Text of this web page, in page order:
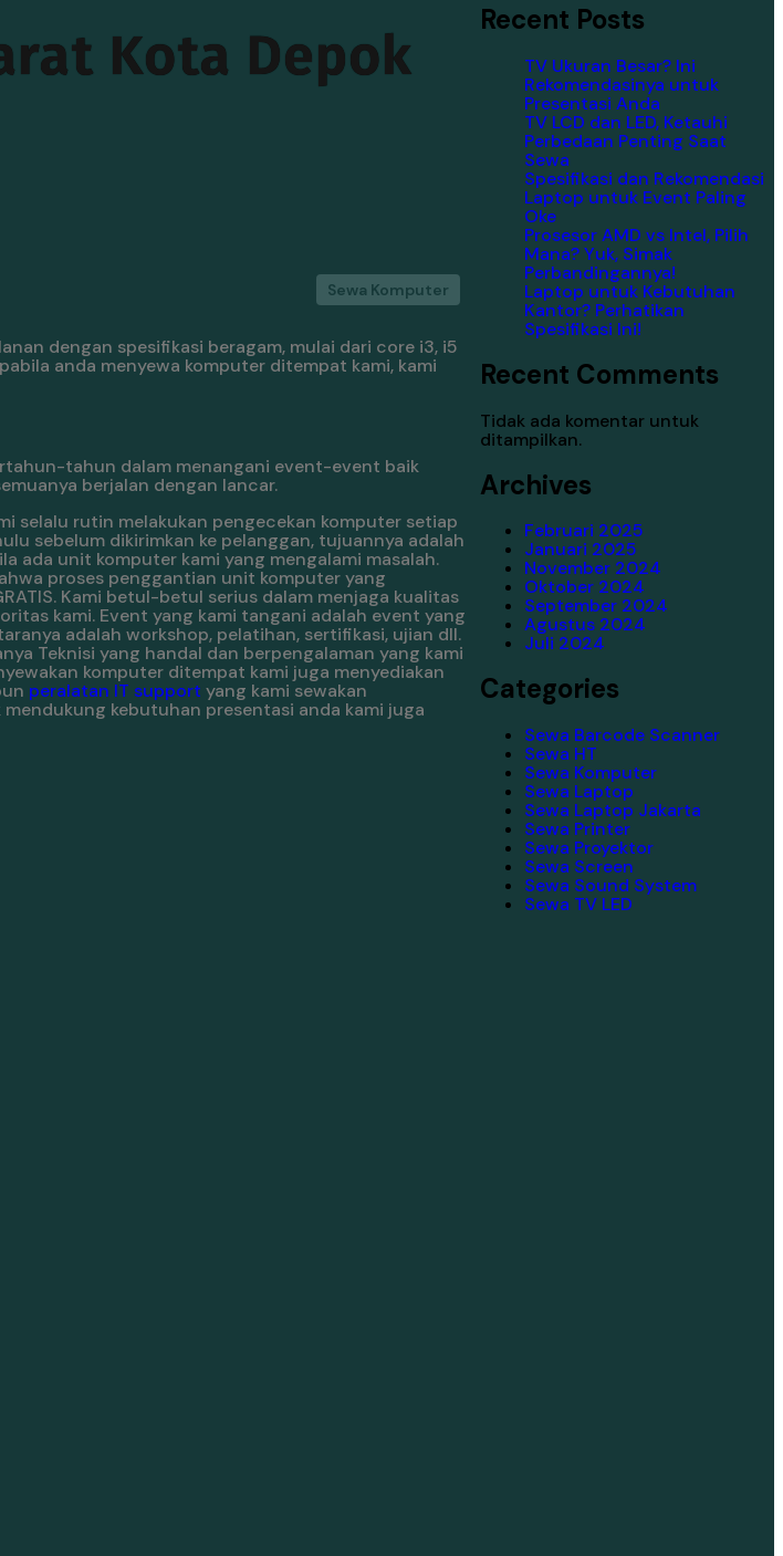
Kota Depok
Sewa Komputer
dengan spesifikasi beragam, mulai dari core i3, i5
anda menyewa komputer ditempat kami, kami
tahun dalam menangani event-event baik
berjalan dengan lancar.
selalu rutin melakukan pengecekan komputer setiap
sebelum dikirimkan ke pelanggan, tujuannya adalah
ada unit komputer kami yang mengalami masalah.
proses penggantian unit komputer yang
Kami betul-betul serius dalam menjaga kualitas
kami. Event yang kami tangani adalah event yang
adalah workshop, pelatihan, sertifikasi, ujian dll.
Teknisi yang handal dan berpengalaman yang kami
komputer ditempat kami juga menyediakan
peralatan IT support yang kami sewakan
kebutuhan presentasi anda kami juga
Recent Posts
TV Ukuran Besar? Ini
Rekomendasinya untuk
Presentasi Anda
TV LCD dan LED, Ketauhi
Perbedaan Penting Saat
Sewa
Spesifikasi dan Rekomendasi
Laptop untuk Event Paling
Oke
Prosesor AMD vs Intel, Pilih
Mana? Yuk, Simak
Perbandingannya!
Laptop untuk Kebutuhan
Kantor? Perhatikan
Spesifikasi Ini!
Recent Comments
Tidak ada komentar untuk
ditampilkan.
Archives
Februari 2025
Januari 2025
November 2024
Oktober 2024
September 2024
Agustus 2024
Juli 2024
Categories
Sewa Barcode Scanner
Sewa HT
Sewa Komputer
Sewa Laptop
Sewa Laptop Jakarta
Sewa Printer
Sewa Proyektor
Sewa Screen
Sewa Sound System
Sewa TV LED